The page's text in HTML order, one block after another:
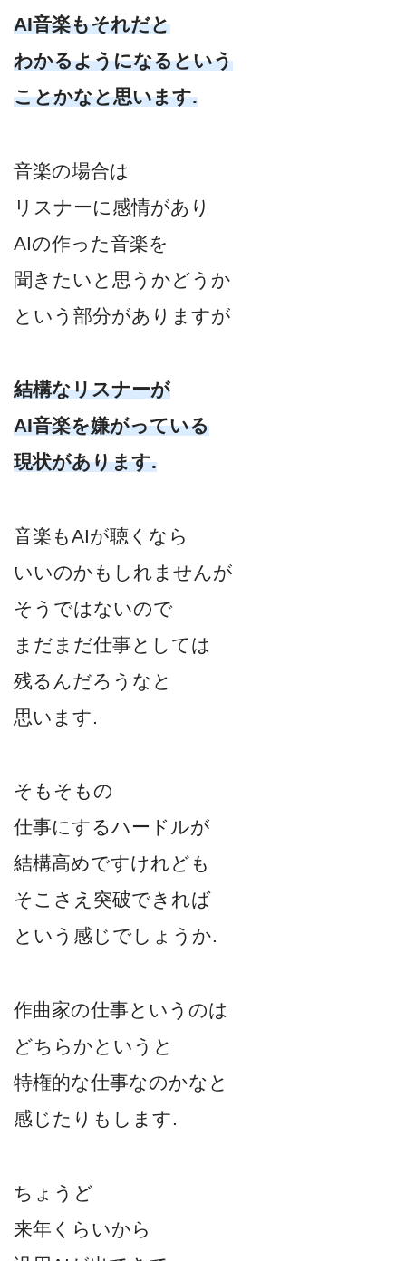
AI音楽もそれだと
わかるようになるという
ことかなと思います.
音楽の場合は
リスナーに感情があり
AIの作った音楽を
聞きたいと思うかどうか
という部分がありますが
結構なリスナーが
AI音楽を嫌がっている
現状があります.
音楽もAIが聴くなら
いいのかもしれませんが
そうではないので
まだまだ仕事としては
残るんだろうなと
思います.
そもそもの
仕事にするハードルが
結構高めですけれども
そこさえ突破できれば
という感じでしょうか.
作曲家の仕事というのは
どちらかというと
特権的な仕事なのかなと
感じたりもします.
ちょうど
来年くらいから